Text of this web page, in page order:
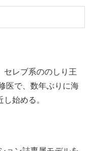
レブ系ののしり王
医で、数年ぶりに海
始める。